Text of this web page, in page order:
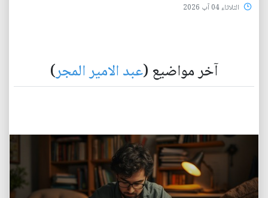
الثلاثاء 04 آب 2026
آخر مواضيع (عبد الامير المجر)